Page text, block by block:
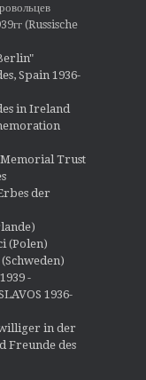
(Russische
Spain 1936-
in Ireland
Trust
der
(Polen)
-
1936-
in der
Freunde des